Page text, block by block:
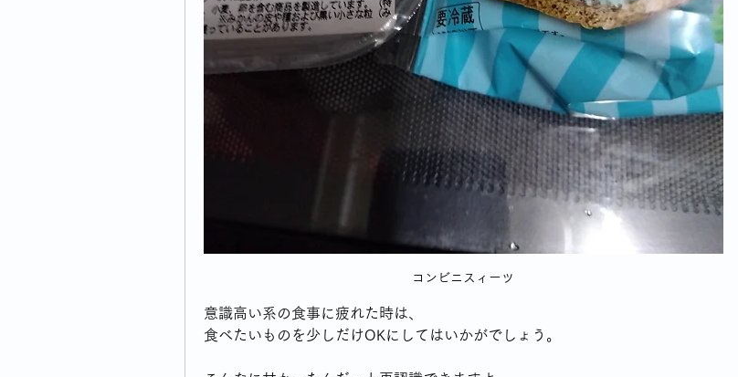
コンビニスィーツ
意識高い系の食事に疲れた時は、
食べたいものを少しだけOKにしてはいかがでしょう。